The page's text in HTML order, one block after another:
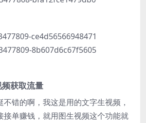
获取流量
错的啊，我这是用的文字生视频，
接单赚钱，就用图生视频这个功能就